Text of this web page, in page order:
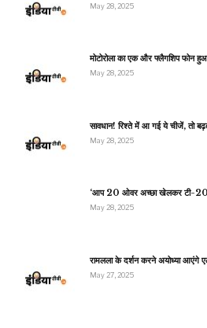
May 28, 2025
मोटोरोला का एक और फ्लैगशिप
May 28, 2025
सावधान! रिश्ते में आ गई ये चीजें, तो
May 28, 2025
‘आप 20 ओवर अच्छा खेलकर टी-
May 28, 2025
रामलला के दर्शन करने अयोध्या आएंगे
May 27, 2025